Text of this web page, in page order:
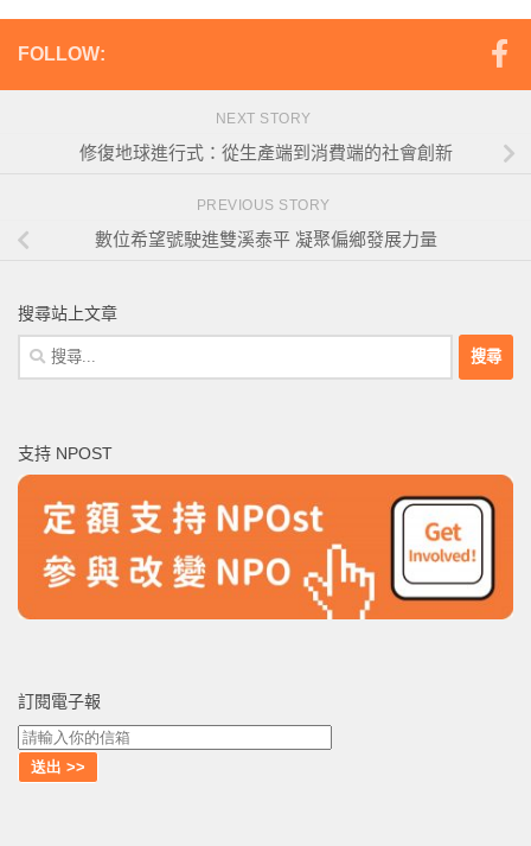
FOLLOW:
NEXT STORY
修復地球進行式：從生產端到消費端的社會創新
PREVIOUS STORY
數位希望號駛進雙溪泰平 凝聚偏鄉發展力量
搜尋站上文章
搜
尋
字:
支持 NPOST
訂閱電子報